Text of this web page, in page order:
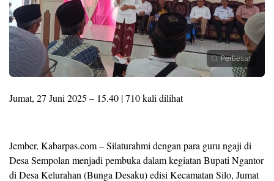
Perbesar
Jumat, 27 Juni 2025 – 15.40 | 710 kali dilihat
Jember, Kabarpas.com – Silaturahmi dengan para guru ngaji di
Desa Sempolan menjadi pembuka dalam kegiatan Bupati Ngantor
di Desa Kelurahan (Bunga Desaku) edisi Kecamatan Silo, Jumat